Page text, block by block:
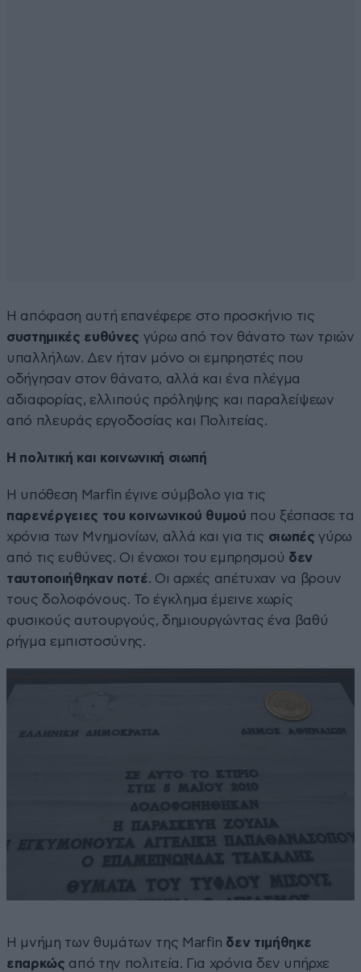
Η απόφαση αυτή επανέφερε στο προσκήνιο τις
συστημικές ευθύνες γύρω από τον θάνατο των τριών
υπαλλήλων. Δεν ήταν μόνο οι εμπρηστές που
οδήγησαν στον θάνατο, αλλά και ένα πλέγμα
αδιαφορίας, ελλιπούς πρόληψης και παραλείψεων
από πλευράς εργοδοσίας και Πολιτείας.
Η πολιτική και κοινωνική σιωπή
Η υπόθεση Marfin έγινε σύμβολο για τις
παρενέργειες του κοινωνικού θυμού που ξέσπασε τα
χρόνια των Μνημονίων, αλλά και για τις σιωπές γύρω
από τις ευθύνες. Οι ένοχοι του εμπρησμού δεν
ταυτοποιήθηκαν ποτέ. Οι αρχές απέτυχαν να βρουν
τους δολοφόνους. Το έγκλημα έμεινε χωρίς
φυσικούς αυτουργούς, δημιουργώντας ένα βαθύ
ρήγμα εμπιστοσύνης.
Η μνήμη των θυμάτων της Marfin δεν τιμήθηκε
επαρκώς από την πολιτεία. Για χρόνια δεν υπήρχε